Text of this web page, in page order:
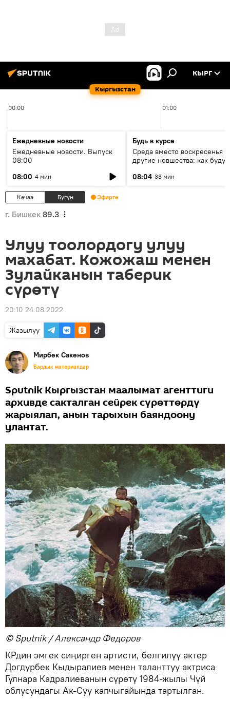
Кыргызстан
КЫРГ
00:00 01:00
Ежедневные новости
Ежедневные новости. Выпуск
08:00
08:00 4 мин
Будь в курсе
Среда вместо воскресенья и
другие новшества: как будут
08:04 38 мин
Кечээ Бүгүн Эфирге
г. Бишкек 89.3
Улуу тоолордогу улуу
махабат. Кожожаш менен
Зулайканын таберик
сүрөтү
20:10 24.08.2022
Жазылуу
Мирбек Сакенов
Бардык материалдар
Sputnik Кыргызстан маалымат агенттиги
архивде сакталган сейрек сүрөттөрдү
жарыялап, анын тарыхын баяндоону
улантат.
© Sputnik / Александр Федоров
КРдин эмгек сиңирген артисти, белгилүү актер
Догдурбек Кыдыралиев менен таланттуу актриса
Гүлнара Кадралиеванын сүрөтү 1984-жылы Чүй
облусундагы Ак-Суу капчыгайында тартылган.